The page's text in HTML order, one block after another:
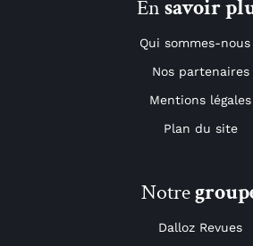
Ensavoir
Qui sommes-nous
Nos partenaires
Mentions légales
Plan du site
Notre
Dalloz Revues